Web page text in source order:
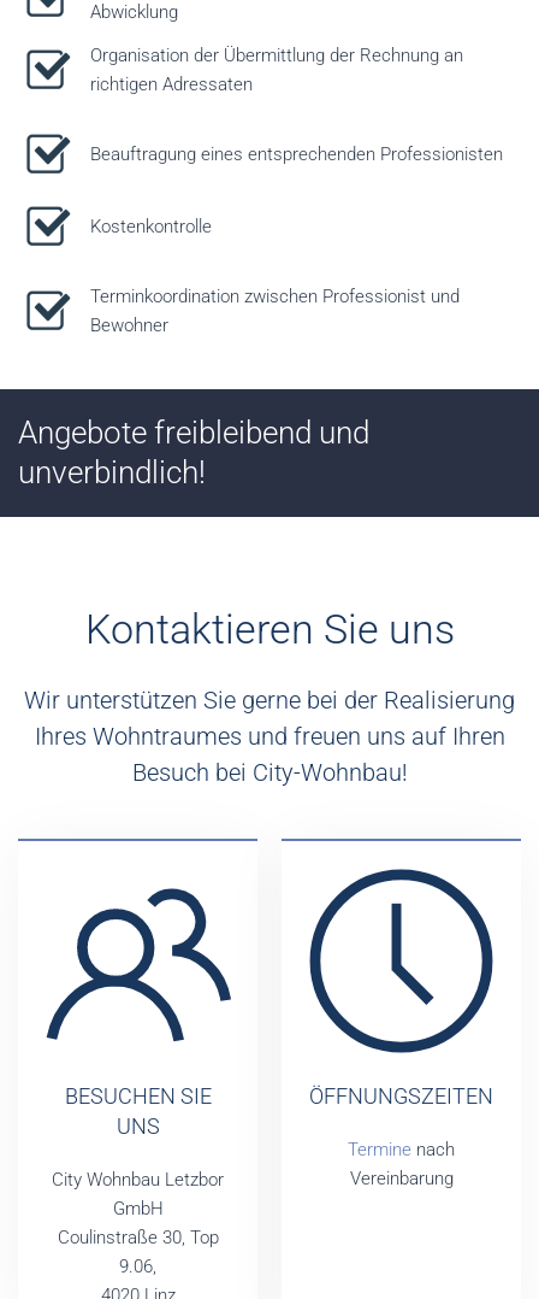
Abwicklung
Organisation der Übermittlung der Rechnung an
richtigen Adressaten
Beauftragung eines entsprechenden Professionisten
Kostenkontrolle
Terminkoordination zwischen Professionist und
Bewohner
Angebote freibleibend und
unverbindlich!
Kontaktieren Sie uns
Wir unterstützen Sie gerne bei der Realisierung
Ihres Wohntraumes und freuen uns auf Ihren
Besuch bei City-Wohnbau!
BESUCHEN SIE
UNS
City Wohnbau Letzbor
GmbH
Coulinstraße 30, Top
9.06,
ÖFFNUNGSZEITEN
Termine nach
Vereinbarung